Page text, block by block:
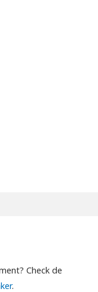
Check de
.